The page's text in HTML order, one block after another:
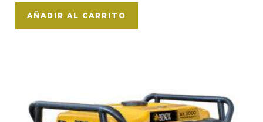
AÑADIR AL CARRITO